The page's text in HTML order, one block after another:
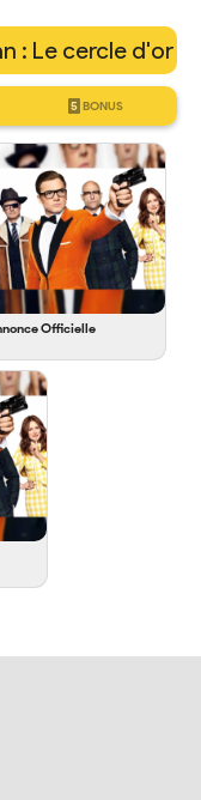
: Le cercle d'or
5 BONUS
Officielle